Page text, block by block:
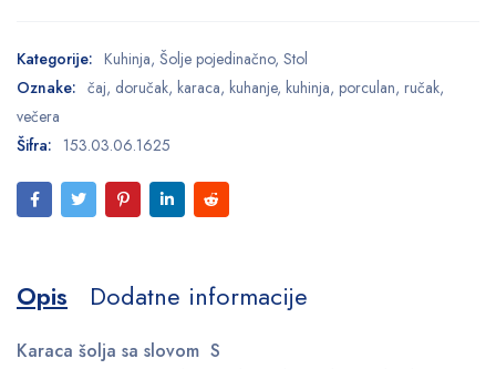
Kategorije: Kuhinja, Šolje pojedinačno, Stol
Oznake: čaj, doručak, karaca, kuhanje, kuhinja, porculan, ručak,
večera
Šifra: 153.03.06.1625
Opis Dodatne informacije
Karaca šolja sa slovom S